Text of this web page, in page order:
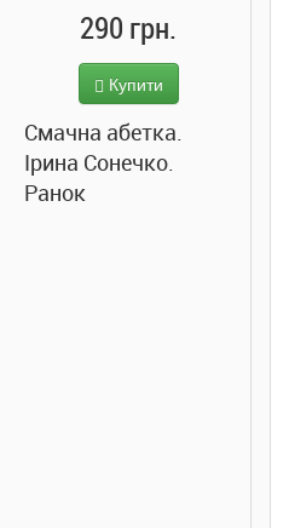
290 грн.
Купити
Смачна абетка.
Ірина Сонечко.
Ранок